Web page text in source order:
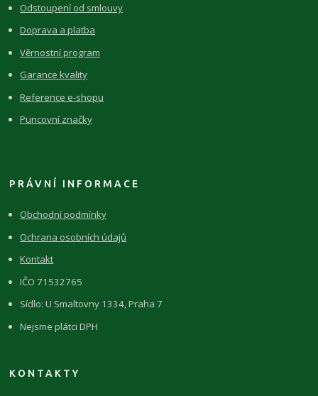
Odstoupení od smlouvy
Doprava a platba
Věrnostní program
Garance kvality
Reference e-shopu
Puncovní značky
PRÁVNÍ INFORMACE
Obchodní podmínky
Ochrana osobních údajů
Kontakt
IČO 71532765
Sídlo: U Smaltovny 1334, Praha 7
Nejsme plátci DPH
KONTAKTY